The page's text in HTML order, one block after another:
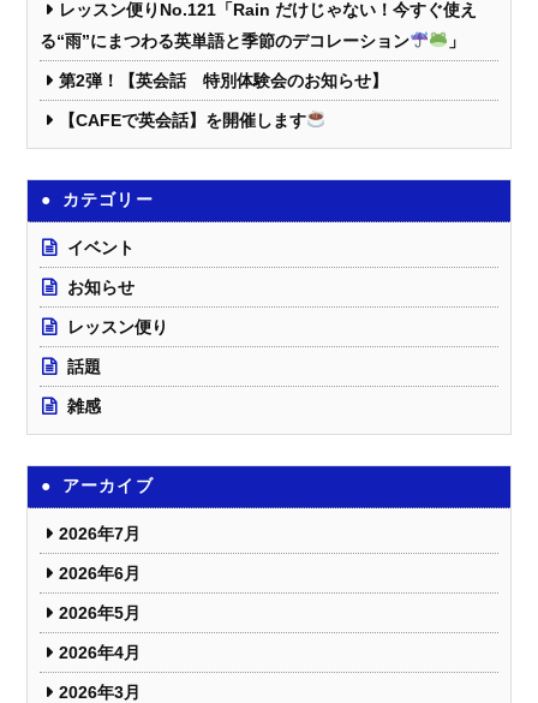
レッスン便りNo.121「Rain だけじゃない！今すぐ使え
る“雨”にまつわる英単語と季節のデコレーション
」
第2弾！【英会話 特別体験会のお知らせ】
【CAFEで英会話】を開催します
カテゴリー
イベント
お知らせ
レッスン便り
話題
雑感
アーカイブ
2026年7月
2026年6月
2026年5月
2026年4月
2026年3月